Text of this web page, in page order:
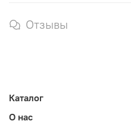
Отзывы
Каталог
О нас